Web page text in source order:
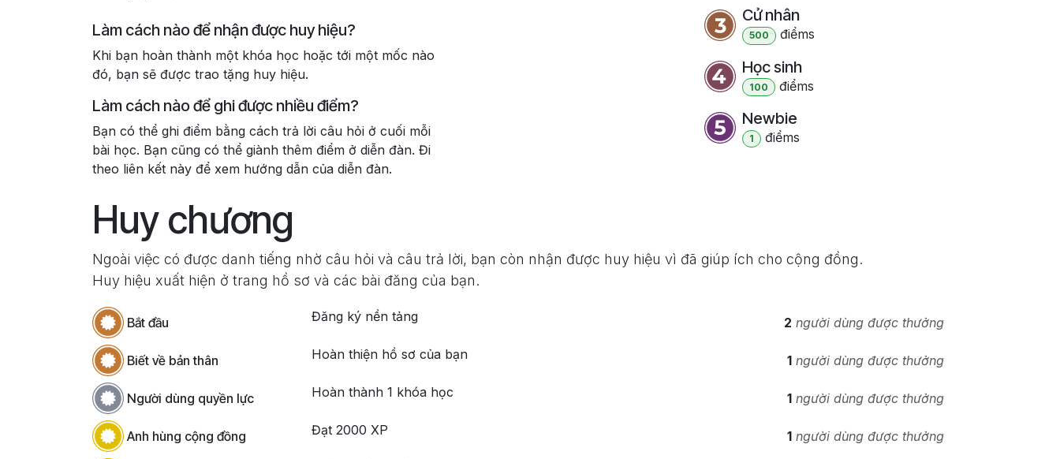
Làm cách nào để nhận được huy hiệu?
Khi bạn hoàn thành một khóa học hoặc tới một mốc nào
đó, bạn sẽ được trao tặng huy hiệu.
Làm cách nào để ghi được nhiều điểm?
Bạn có thể ghi điểm bằng cách trả lời câu hỏi ở cuối mỗi
bài học. Bạn cũng có thể giành thêm điểm ở diễn đàn. Đi
theo liên kết này để xem hướng dẫn của diễn đàn.
Cử nhân
500 điểms
Học sinh
100 điểms
Newbie
1 điểms
Huy chương
Ngoài việc có được danh tiếng nhờ câu hỏi và câu trả lời, bạn còn nhận được huy hiệu vì đã giúp ích cho cộng đồng.
Huy hiệu xuất hiện ở trang hồ sơ và các bài đăng của bạn.
Bắt đầu Đăng ký nền tảng 2 người dùng được thưởng
Biết về bản thân Hoàn thiện hồ sơ của bạn 1 người dùng được thưởng
Người dùng quyền lực Hoàn thành 1 khóa học 1 người dùng được thưởng
Anh hùng cộng đồng Đạt 2000 XP 1 người dùng được thưởng